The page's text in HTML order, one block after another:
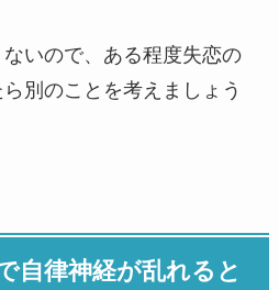
いので、ある程度失恋の
別のことを考えましょう
自律神経が乱れると